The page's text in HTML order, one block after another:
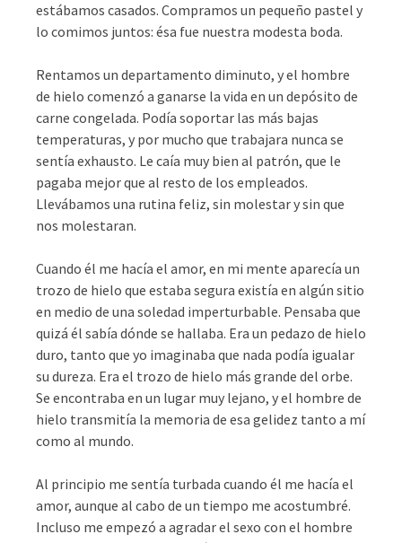
estábamos casados. Compramos un pequeño pastel y
lo comimos juntos: ésa fue nuestra modesta boda.
Rentamos un departamento diminuto, y el hombre
de hielo comenzó a ganarse la vida en un depósito de
carne congelada. Podía soportar las más bajas
temperaturas, y por mucho que trabajara nunca se
sentía exhausto. Le caía muy bien al patrón, que le
pagaba mejor que al resto de los empleados.
Llevábamos una rutina feliz, sin molestar y sin que
nos molestaran.
Cuando él me hacía el amor, en mi mente aparecía un
trozo de hielo que estaba segura existía en algún sitio
en medio de una soledad imperturbable. Pensaba que
quizá él sabía dónde se hallaba. Era un pedazo de hielo
duro, tanto que yo imaginaba que nada podía igualar
su dureza. Era el trozo de hielo más grande del orbe.
Se encontraba en un lugar muy lejano, y el hombre de
hielo transmitía la memoria de esa gelidez tanto a mí
como al mundo.
Al principio me sentía turbada cuando él me hacía el
amor, aunque al cabo de un tiempo me acostumbré.
Incluso me empezó a agradar el sexo con el hombre